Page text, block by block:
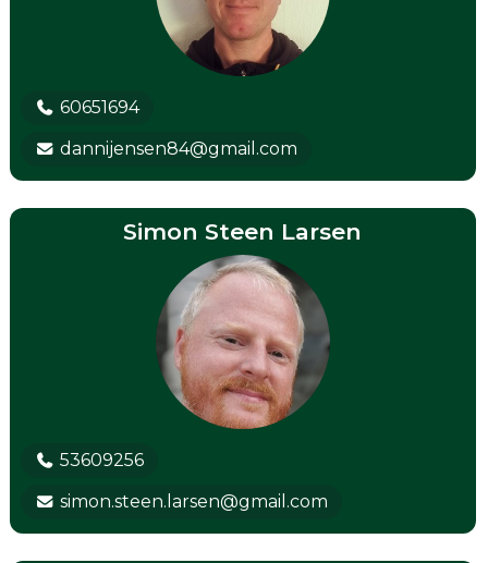
60651694
dannijensen84@gmail.com
Simon Steen Larsen
53609256
simon.steen.larsen@gmail.com